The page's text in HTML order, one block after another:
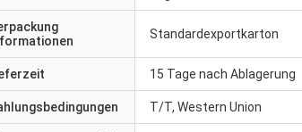
Standardexportkarton
15 Tage nach Ablagerung
T/T, Western Union